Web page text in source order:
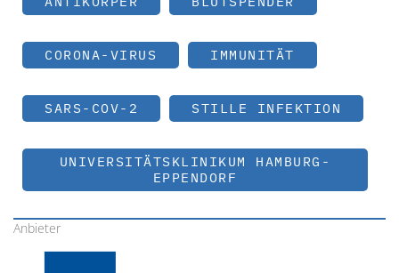
CORONA-VIRUS IMMUNITÄT
SARS-COV-2 STILLE INFEKTION
UNIVERSITÄTSKLINIKUM HAMBURG-
EPPENDORF
Anbieter